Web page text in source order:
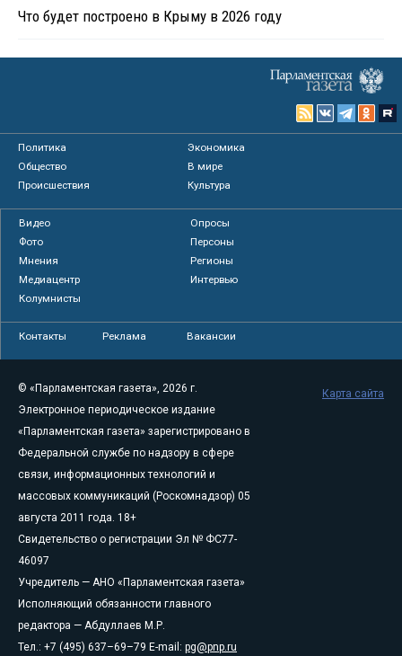
Что будет построено в Крыму в 2026 году
Политика
Экономика
Общество
В мире
Происшествия
Культура
Видео
Опросы
Фото
Персоны
Мнения
Регионы
Медиацентр
Интервью
Колумнисты
Контакты Реклама Вакансии
© «Парламентская газета», 2026 г.
Электронное периодическое издание
«Парламентская газета» зарегистрировано в
Федеральной службе по надзору в сфере
связи, информационных технологий и
массовых коммуникаций (Роскомнадзор) 05
августа 2011 года. 18+
Свидетельство о регистрации Эл № ФС77-
46097
Учредитель — АНО «Парламентская газета»
Исполняющий обязанности главного
редактора — Абдуллаев М.Р.
Тел.: +7 (495) 637–69–79 E-mail: pg@pnp.ru
Карта сайта